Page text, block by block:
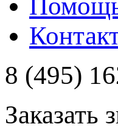
8 (495)
Заказать